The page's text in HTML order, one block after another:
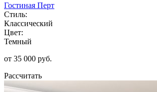
Гостиная Перт
Стиль:
Классический
Цвет:
Темный
от 35 000 руб.
Рассчитать